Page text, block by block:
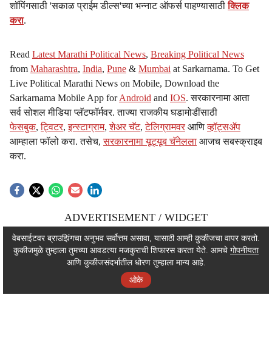
शॉपिंगसाठी 'सकाळ प्राईम डील्स'च्या भन्नाट ऑफर्स पाहण्यासाठीक्लिक
करा.
Read Latest Marathi Political News, Breaking Political News
from Maharashtra, India, Pune & Mumbai at Sarkarnama. To Get
Live Political Marathi News on Mobile, Download the
Sarkarnama Mobile App forAndroid and IOS. सरकारनामा आता
सर्व सोशल मीडिया प्लॅटफॉर्मवर. ताज्या राजकीय घडामोडींसाठी
फेसबुक,ट्विटर,इन्स्टाग्राम,शेअर चॅट,टेलिग्रामवर आणिव्हॉट्सॲप
आम्हाला फॉलो करा. तसेच,सरकारनामा यूट्यूब चॅनेलला आजच सबस्क्राइब
करा.
ADVERTISEMENT / WIDGET
ADVERTISEMENT / WIDGET
ADVERTISEMENT / WIDGET
वेबसाईटवर ब्राउझिंगचा अनुभव सर्वोत्तम असावा, यासाठी आम्ही कुकीजचा वापर करतो.
कुकीजमुळे तुम्हाला तुमच्या आवडत्या मजकुराची शिफारस करता येते. आमचे गोपनीयता
आणि कुकीजसंदर्भातील धोरण तुम्हाला मान्य आहे.
ओके